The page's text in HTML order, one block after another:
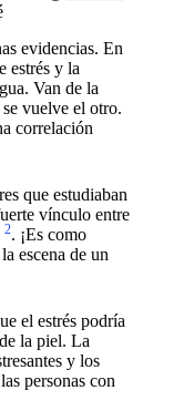
evidencias. En
estrés y la
Van de la
vuelve el otro.
correlación
que estudiaban
vínculo entre
2. ¡Es como
escena de un
el estrés podría
la piel. La
y los
personas con